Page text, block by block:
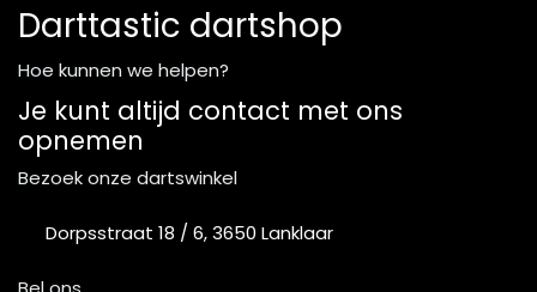
Darttastic dartshop
Hoe kunnen we helpen?
Je kunt altijd contact met ons
opnemen
Bezoek onze dartswinkel
Dorpsstraat 18 / 6, 3650 Lanklaar